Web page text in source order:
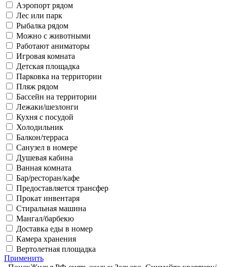
Аэропорт рядом
Лес или парк
Рыбалка рядом
Можно с животными
Работают аниматоры
Игровая комната
Детская площадка
Парковка на территории
Пляж рядом
Бассейн на территории
Лежаки/шезлонги
Кухня с посудой
Холодильник
Балкон/терраса
Санузел в номере
Душевая кабина
Ванная комната
Бар/ресторан/кафе
Предоставляется трансфер
Прокат инвентаря
Стиральная машина
Мангал/барбекю
Доставка еды в номер
Камера хранения
Вертолетная площадка
Применить